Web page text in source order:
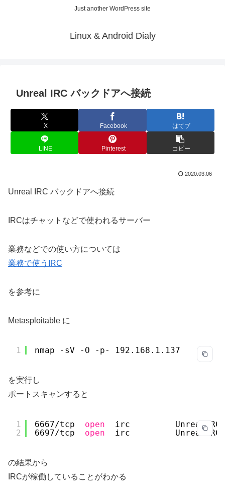
Just another WordPress site
Linux & Android Dialy
Unreal IRC バックドアへ接続
X Facebook はてブ
LINE Pinterest コピー
2020.03.06
Unreal IRC バックドアへ接続
IRCはチャットなどで使われるサーバー
業務などでの使い方については
業務で使うIRC
を参考に
Metasploitable に
1 nmap -sV -O -p- 192.168.1.137
を実行し
ポートスキャンすると
1
2
6667/tcp open
irc         UnrealIRCd
6697/tcp open irc         UnrealIRCd
の結果から
IRCが稼働していることがわかる